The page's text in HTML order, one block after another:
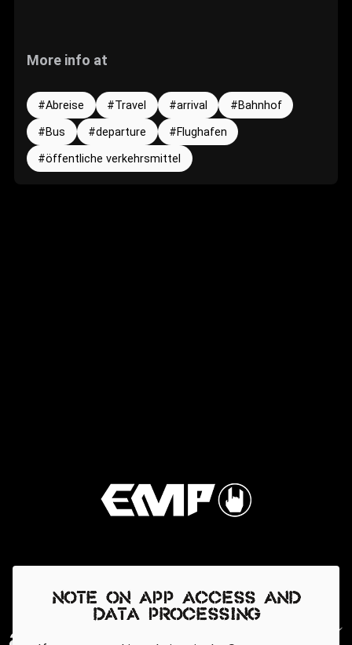
More info at
Abreise Travel arrival
Bahnhof
Bus
departure
Flughafen
öffentliche verkehrsmittel
Note on app access and
data processing